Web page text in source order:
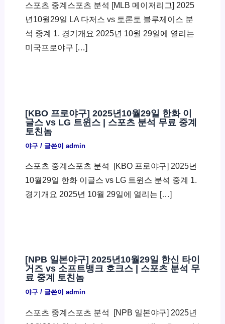
스포츠 중계스포츠 분석 [MLB 메이저리그] 2025
년10월29일 LA 다저스 vs 토론토 블루제이스 분
석 중계 1. 경기개요 2025년 10월 29일에 열리는
미국프로야구 […]
[KBO 프로야구] 2025년10월29일 한화 이
글스 vs LG 트윈스 | 스포츠 분석 무료 중계
토친놈
야구/ 글쓴이 admin
스포츠 중계스포츠 분석 ​ [KBO 프로야구] 2025년
10월29일 한화 이글스 vs LG 트윈스 분석 중계 1.
경기개요 2025년 10월 29일에 열리는 […]
[NPB 일본야구] 2025년10월29일 한신 타이
거즈 vs 소프트뱅크 호크스 | 스포츠 분석 무
료 중계 토친놈
야구/ 글쓴이 admin
스포츠 중계스포츠 분석 ​ [NPB 일본야구] 2025년